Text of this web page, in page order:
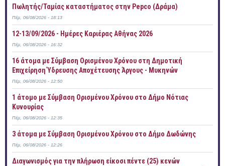
Πωλητής/Ταμίας καταστήματος στην Pepco (Δράμα)
Πέμ, 06/08/2026 - 18:13
12-13/09/2026 - Ημέρες Καριέρας Αθήνας 2026
Πέμ, 06/08/2026 - 16:32
16 άτομα με Σύμβαση Ορισμένου Χρόνου στη Δημοτική
Επιχείρηση Ύδρευσης Αποχέτευσης Άργους - Μυκηνών
Πέμ, 06/08/2026 - 12:50
1 άτομο με Σύμβαση Ορισμένου Χρόνου στο Δήμο Νότιας
Κυνουρίας
Πέμ, 06/08/2026 - 12:35
3 άτομα με Σύμβαση Ορισμένου Χρόνου στο Δήμο Δωδώνης
Πέμ, 06/08/2026 - 12:26
Διαγωνισμός για την πλήρωση είκοσι πέντε (25) κενών